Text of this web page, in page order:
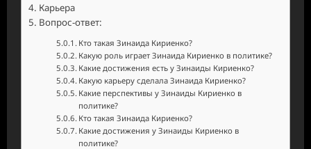
Карьера
Вопрос-ответ:
Кто такая Зинаида Кириенко?
Какую роль играет Зинаида Кириенко в политике?
Какие достижения есть у Зинаиды Кириенко?
Какую карьеру сделала Зинаида Кириенко?
Какие перспективы у Зинаиды Кириенко в
политике?
Кто такая Зинаида Кириенко?
Какие достижения у Зинаиды Кириенко в
политике?